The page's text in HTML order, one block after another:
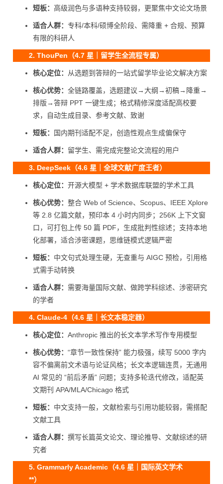
短板： 高级润色与多语种支持较弱，更聚焦中文论文场景
适合人群： 专科/本科/硕博全阶段、需降重 + 合规、预算
有限的科研人
2. ThouPen（4.7 星｜留学生全流程专属）
核心定位： 从选题到答辩的一站式留学毕业论文解决方案
核心优势： 全链路覆盖，选题建议→大纲→初稿→降重→
排版→答辩 PPT 一键生成；格式精修深度适配高校要
求，自动生成目录、参考文献、致谢
短板： 国内期刊适配不足，创造性观点生成偏保守
适合人群： 留学生、需完成完整论文流程的用户
3. DeepSeek（4.6 星｜全球文献广度王者）
核心定位： 开源大模型 + 学术数据库联盟的学术工具
核心优势： 整合 Web of Science、Scopus、IEEE Xplore
等 2.8 亿篇文献，预印本 4 小时内同步；256K 上下文窗
口，可打包上传 50 篇 PDF，生成批判性综述；支持本地
化部署，适合涉密课题，思维链模式逻辑严密
短板： 中文句式处理生硬，无查重与 AIGC 预检，引用格
式需手动转换
适合人群： 需要海量国际文献、做跨学科综述、涉密研究
的学者
4. Claude-4（4.6 星｜长文本稳定器）
核心定位： Anthropic 推出的长文本学术写作专用模型
核心优势： “章节一致性保持” 能力极强，续写 5000 字内
容不偏离前文术语与论证风格；长文本逻辑连贯，无通用
AI 常见的 “前后矛盾” 问题；支持多轮迭代修改，适配英
文期刊 APA/MLA/Chicago 格式
短板： 中文支持一般，文献检索与引用功能较弱，需搭配
文献工具
适合人群： 撰写长篇英文论文、理论推导、文献综述的研
究者
5. Grammarly Academic（4.6 星｜国际英文学术
**）